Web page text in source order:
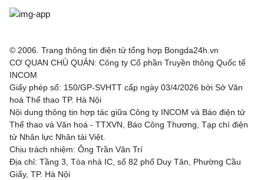
Vitoria de Guimaraes
Atletico Tucuman 1 - 2 Sarmiento
Deportivo Riestra 2 - 0
Estudiantes de la
VĐQG Bỉ, Hôm nay - 09/08
St.Truiden 1 - 1 Lommel
© 2006. Trang thông tin điện tử tổng hợp Bongda24h.vn
CƠ QUAN CHỦ QUẢN: Công ty Cổ phần Truyền thông Quốc tế
INCOM
Giấy phép số: 150/GP-SVHTT cấp ngày 03/4/2026 bởi Sở Văn
hoá Thể thao TP. Hà Nội
Nội dung thông tin hợp tác giữa Công ty INCOM và Báo điện tử
Thể thao và Văn hoá - TTXVN, Báo Công Thương, Tạp chí điện
tử Nhân lực Nhân tài Việt.
Chịu trách nhiệm: Ông Trần Văn Trí
Địa chỉ: Tầng 3, Tòa nhà IC, số 82 phố Duy Tân, Phường Cầu
Giấy, TP. Hà Nội